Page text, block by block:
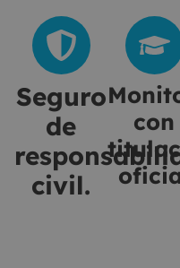
Seguro
de
civil.
con